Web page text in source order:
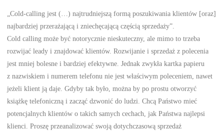
„Cold-calling jest (…) najtrudniejszą formą poszukiwania klientów [oraz]
najbardziej przerażającą i zniechęcającą częścią sprzedaży”.
Cold calling może być notorycznie nieskuteczny, ale mimo to trzeba
rozwijać leady i znajdować klientów. Rozwijanie i sprzedaż z polecenia
jest mniej bolesne i bardziej efektywne. Jednak zwykła kartka papieru
z nazwiskiem i numerem telefonu nie jest właściwym poleceniem, nawet
jeżeli klient ją daje. Gdyby tak było, można by po prostu otworzyć
książkę telefoniczną i zacząć dzwonić do ludzi. Chcą Państwo mieć
potencjalnych klientów o takich samych cechach, jak Państwa najlepsi
klienci. Proszę przeanalizować swoją dotychczasową sprzedaż